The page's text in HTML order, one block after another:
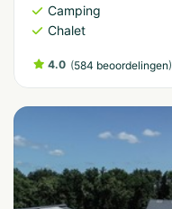
Camping
Chalet
4.0 (584 beoordelingen)